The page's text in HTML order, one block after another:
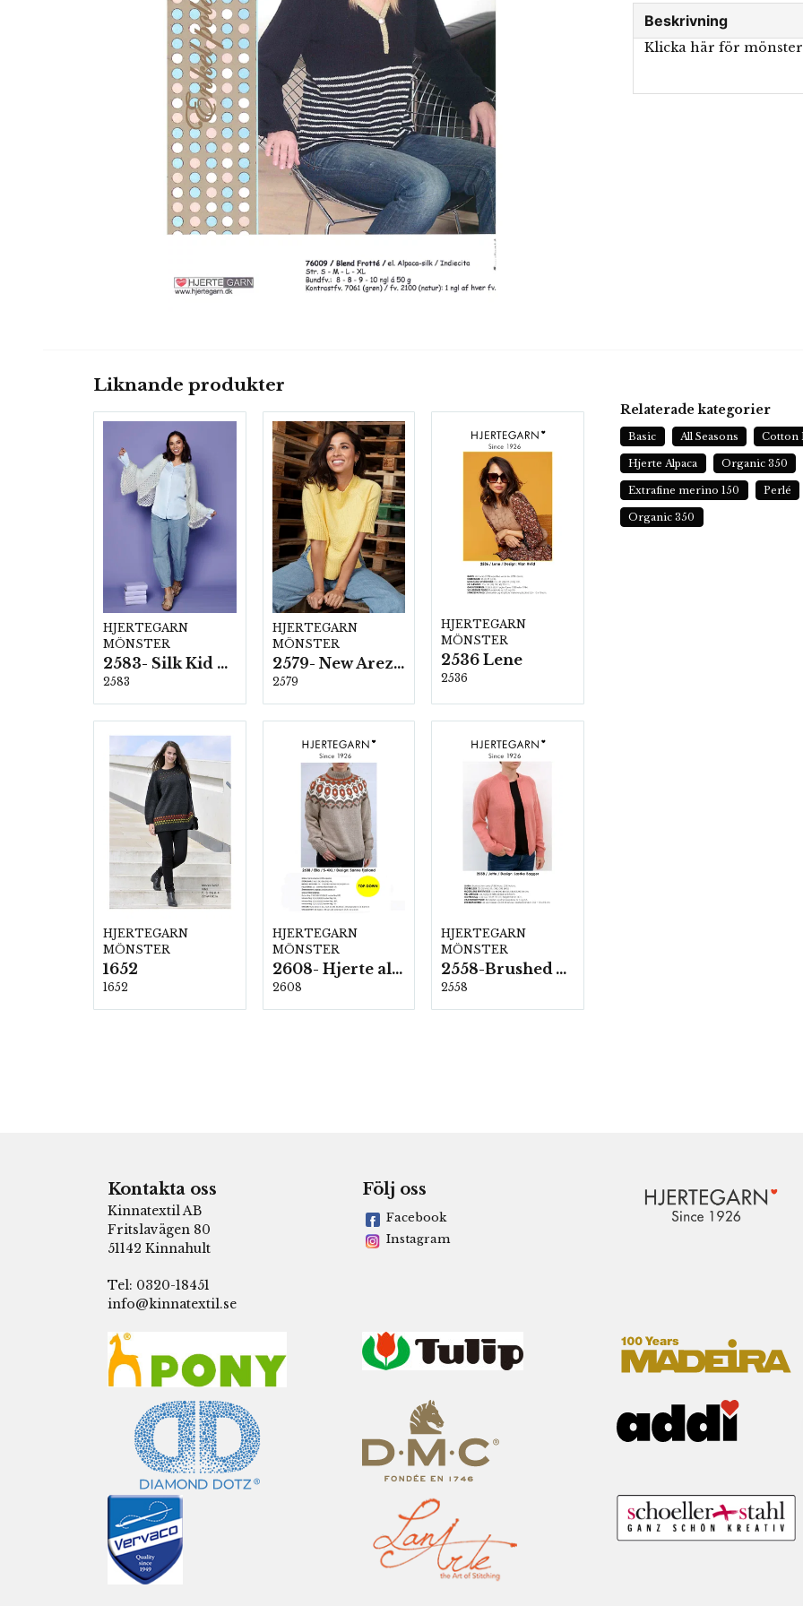
Beskrivning
Klicka här för mönster
Liknande produkter
HJERTEGARN
MÖNSTER
2583- Silk Kid Mohair
2583
HJERTEGARN
MÖNSTER
2579- New Arezzo
2579
HJERTEGARN
MÖNSTER
2536 Lene
2536
HJERTEGARN
MÖNSTER
1652
1652
HJERTEGARN
MÖNSTER
2608- Hjerte alpacka
2608
HJERTEGARN
MÖNSTER
2558-Brushed Armonia
2558
Relaterade kategorier
Basic All Seasons Cotton
Hjerte Alpaca Organic 350
Extrafine merino 150 Perlé
Organic 350
Kontakta oss
Kinnatextil AB
Fritslavägen 80
51142 Kinnahult
Tel: 0320-18451
info@kinnatextil.se
Följ oss
Facebook
Instagram